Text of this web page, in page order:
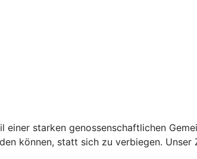
einer starken genossenschaftlichen
können, statt sich zu verbiegen.